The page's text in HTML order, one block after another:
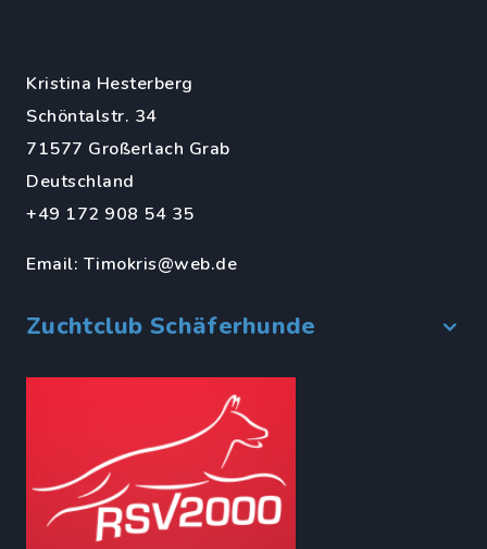
Kristina Hesterberg
Schöntalstr. 34
71577 Großerlach Grab
Deutschland
+49 172 908 54 35
Email: Timokris@web.de
Zuchtclub Schäferhunde